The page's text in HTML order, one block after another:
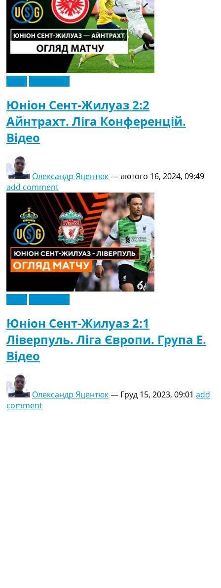
Юніон Сент-Жилуаз 2:2
Айнтрахт. Ліга Конференцій.
Відео
Олександр Яцентюк—лютого 16, 2024, 09:49
add comment
Юніон Сент-Жилуаз 2:1
Ліверпуль. Ліга Європи. Група E.
Відео
Олександр Яцентюк— Груд 15, 2023, 09:01 add
comment